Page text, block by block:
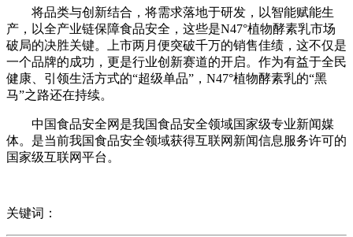
将品类与创新结合，将需求落地于研发，以智能赋能生
产，以全产业链保障食品安全，这些是N47°植物酵素乳市场
破局的决胜关键。上市两月便突破千万的销售佳绩，这不仅是
一个品牌的成功，更是行业创新赛道的开启。作为有益于全民
健康、引领生活方式的“超级单品”，N47°植物酵素乳的“黑
马”之路还在持续。
中国食品安全网是我国食品安全领域国家级专业新闻媒
体。是当前我国食品安全领域获得互联网新闻信息服务许可的
国家级互联网平台。
关键词：